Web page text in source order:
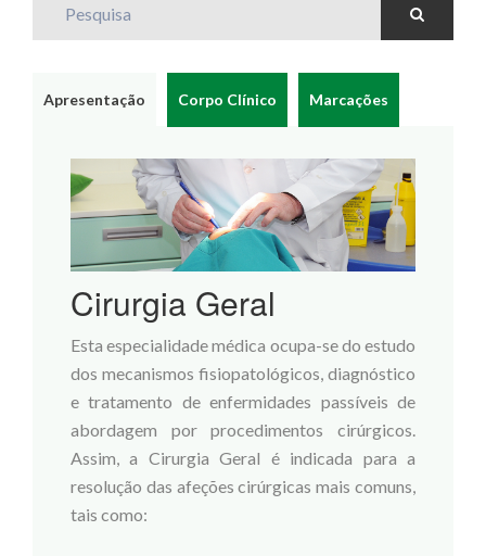
Apresentação Corpo Clínico Marcações
Cirurgia Geral
Esta especialidade médica ocupa-se do estudo
dos mecanismos fisiopatológicos, diagnóstico
e tratamento de enfermidades passíveis de
abordagem por procedimentos cirúrgicos.
Assim, a Cirurgia Geral é indicada para a
resolução das afeções cirúrgicas mais comuns,
tais como: